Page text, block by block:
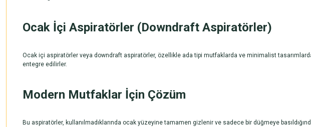
Ocak İçi Aspiratörler (Downdraft Aspiratörler)
Ocak içi aspiratörler veya downdraft aspiratörler, özellikle ada tipi mutfaklarda ve minimalist
entegre edilirler.
Modern Mutfaklar İçin Çözüm
Bu aspiratörler, kullanılmadıklarında ocak yüzeyine tamamen gizlenir ve sadece bir düğmeye